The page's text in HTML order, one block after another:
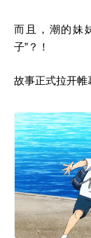
而且，潮的妹
子”？！
故事正式拉开帷